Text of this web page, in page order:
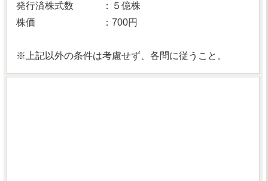
発行済株式数 ：５億株
株価 ：700円
※上記以外の条件は考慮せず、各問に従うこと。